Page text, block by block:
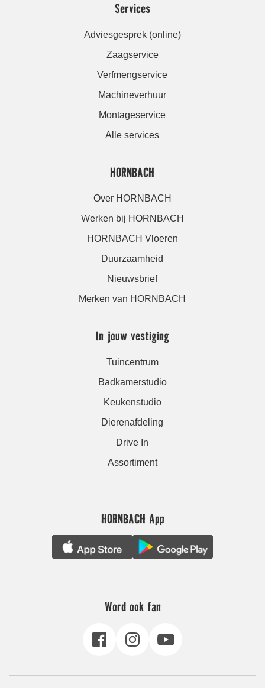
Services
Adviesgesprek (online)
Zaagservice
Verfmengservice
Machineverhuur
Montageservice
Alle services
HORNBACH
Over HORNBACH
Werken bij HORNBACH
HORNBACH Vloeren
Duurzaamheid
Nieuwsbrief
Merken van HORNBACH
In jouw vestiging
Tuincentrum
Badkamerstudio
Keukenstudio
Dierenafdeling
Drive In
Assortiment
HORNBACH App
Word ook fan